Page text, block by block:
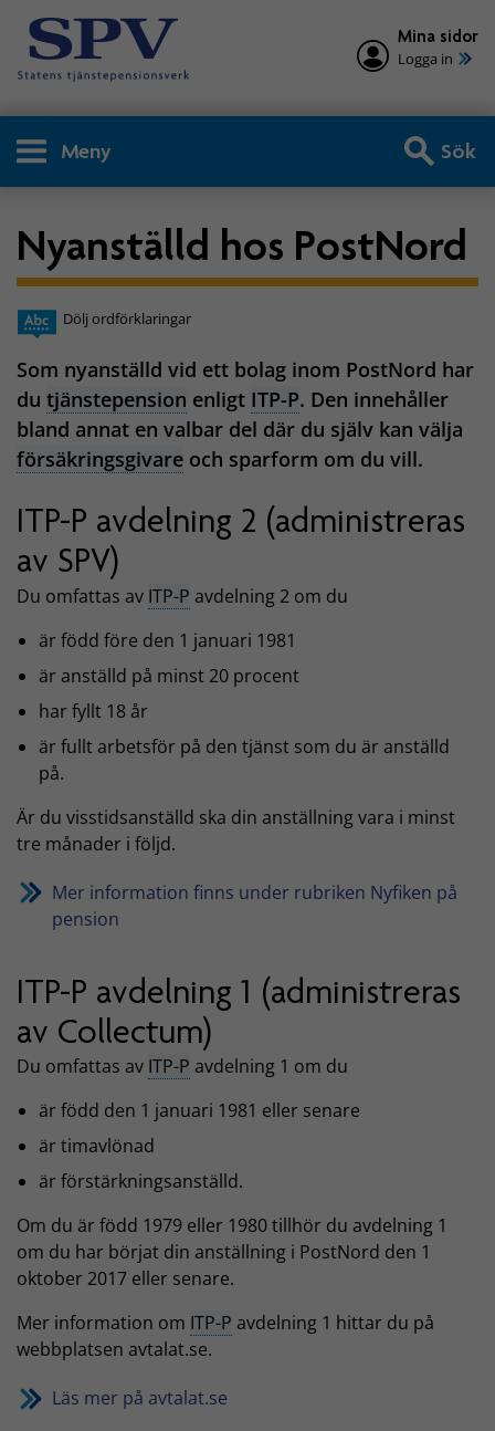
Mina sidor
Logga in
Meny Sök
Nyanställd hos PostNord
Dölj ordförklaringar
Som nyanställd vid ett bolag inom PostNord har
du tjänstepension enligt ITP-P. Den innehåller
bland annat en valbar del där du själv kan välja
försäkringsgivare och sparform om du vill.
ITP-P avdelning 2 (administreras
av SPV)
Du omfattas av ITP-P avdelning 2 om du
är född före den 1 januari 1981
är anställd på minst 20 procent
har fyllt 18 år
är fullt arbetsför på den tjänst som du är anställd
på.
Är du visstidsanställd ska din anställning vara i minst
tre månader i följd.
Mer information finns under rubriken Nyfiken på
pension
ITP-P avdelning 1 (administreras
av Collectum)
Du omfattas av ITP-P avdelning 1 om du
är född den 1 januari 1981 eller senare
är timavlönad
är förstärkningsanställd.
Om du är född 1979 eller 1980 tillhör du avdelning 1
om du har börjat din anställning i PostNord den 1
oktober 2017 eller senare.
Mer information om ITP-P avdelning 1 hittar du på
webbplatsen avtalat.se.
Läs mer på avtalat.se